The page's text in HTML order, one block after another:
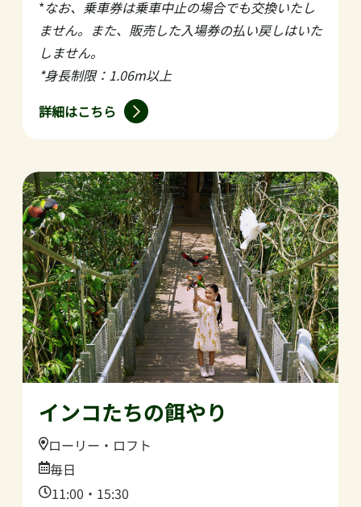
*なお、乗車券は乗車中止の場合でも交換いたし
ません。また、販売した入場券の払い戻しはいた
しません。
*身長制限：1.06m以上
詳細はこちら
インコたちの餌やり
Location:
ローリー・ロフト
Date:
毎日
Time:
11:00・15:30